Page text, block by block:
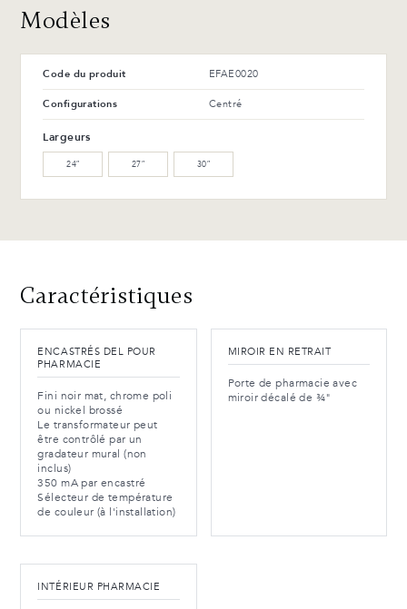
T-42-G Noir lustré
Avantages et entretien
Avantages et entretien
Modèles
Code du produit EFAE0020
Configurations Centré
Largeurs
24″ 27″ 30″
Caractéristiques
ENCASTRÉS DEL POUR
PHARMACIE
Fini noir mat, chrome poli
ou nickel brossé
Le transformateur peut
être contrôlé par un
gradateur mural (non
inclus)
350 mA par encastré
Sélecteur de température
de couleur (à l'installation)
MIROIR EN RETRAIT
Porte de pharmacie avec
miroir décalé de ¾"
INTÉRIEUR PHARMACIE